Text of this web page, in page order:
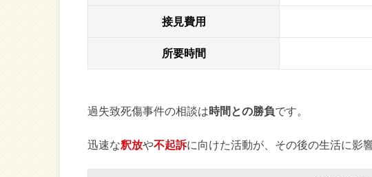
接見費用
所要時間
過失致死傷事件の相談は時間との勝負です。
迅速な釈放や不起訴に向けた活動が、その後の生活に影響